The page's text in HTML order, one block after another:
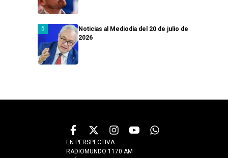
Noticias al Mediodía del 20 de julio de
2026
EN PERSPECTIVA
RADIOMUNDO 1170 AM